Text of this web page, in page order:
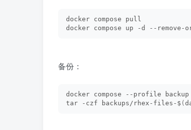
docker compose pull
docker compose up -d --remove-
备份：
docker compose --profile
tar -czf backups/rhex-files-$ (